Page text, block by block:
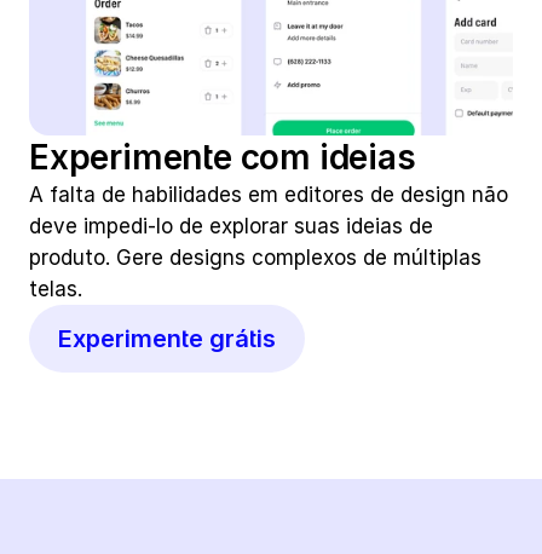
Experimente com ideias
A falta de habilidades em editores de design não
deve impedi-lo de explorar suas ideias de
produto. Gere designs complexos de múltiplas
telas.
Experimente grátis